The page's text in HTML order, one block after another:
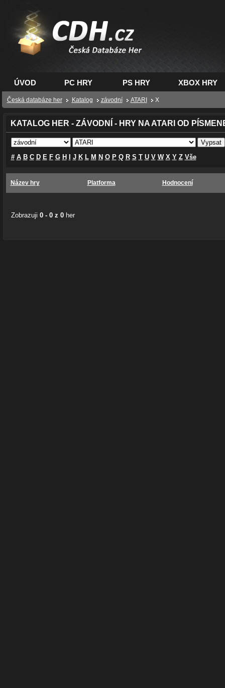
CDH.cz - hry na PC,
PS, XBOX - Česká
databáze her
ÚVOD PC HRY PS HRY XBOX HRY
Česká databáze her Katalog závodní ATARI X
KATALOG HER - ZÁVODNÍ - HRY NA ATARI OD
# A B C D E F G H J K L M N O P Q R S T U V W X Y Z Vše
Název hry Platforma Hodnocení
Zobrazuji 0 - 0 z 0her